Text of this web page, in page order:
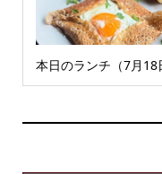
本日のランチ（7月18